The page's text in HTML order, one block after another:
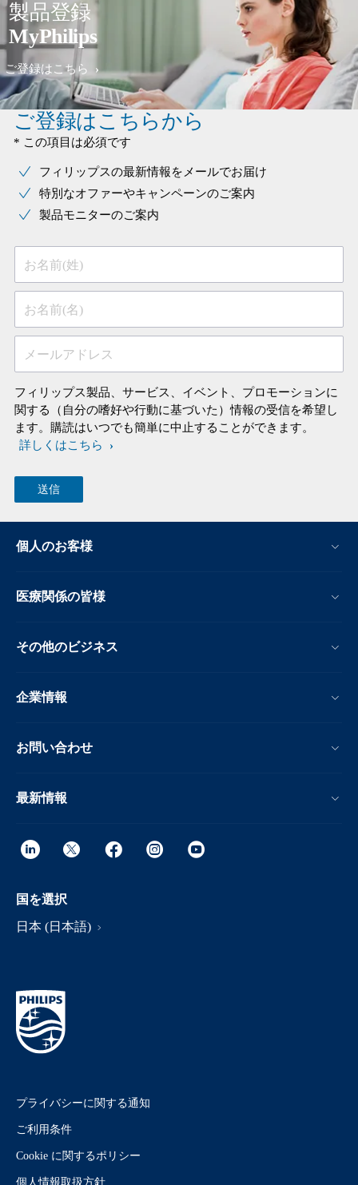
製品登録
MyPhilips
ご登録はこちら
ご登録はこちらから
* この項目は必須です
フィリップスの最新情報をメールでお届け
特別なオファーやキャンペーンのご案内
製品モニターのご案内
お名前(姓)
お名前(名)
メールアドレス
フィリップス製品、サービス、イベント、プロモーションに
関する（自分の嗜好や行動に基づいた）情報の受信を希望し
ます。購読はいつでも簡単に中止することができます。
詳しくはこちら
個人のお客様
医療関係の皆様
その他のビジネス
企業情報
お問い合わせ
最新情報
国を選択
日本 (日本語)
プライバシーに関する通知
ご利用条件
Cookie に関するポリシー
個人情報取扱方針